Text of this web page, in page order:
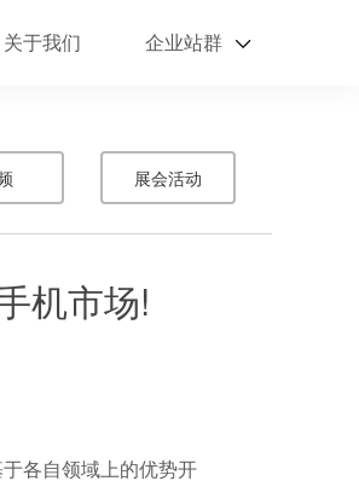
关于我们 企业站群
展会活动
机市场!
各自领域上的优势开